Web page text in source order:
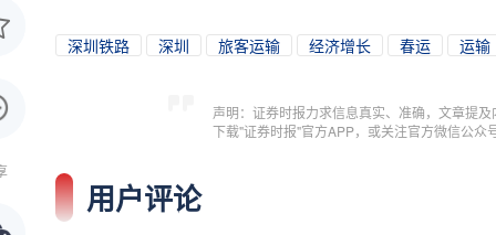
深圳铁路 深圳 旅客运输 经济增长 春运 运输
声明：证券时报力求信息真实、准确，文章提
下载"证券时报"官方APP，或关注官方微信公
用户评论